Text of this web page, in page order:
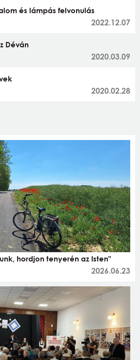
és lámpás felvonulás
2022.12.07
Déván
2020.03.09
2020.02.28
hordjon tenyerén az Isten"
2026.06.23